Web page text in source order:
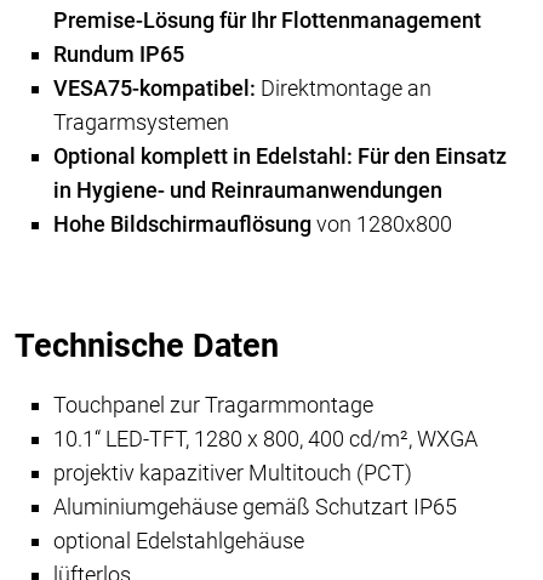
Premise-Lösungfür Ihr Flottenmanagement
Rundum IP65
VESA75-kompatibel: Direktmontage an
Tragarmsystemen
Optional komplett in Edelstahl: Für den Einsatz
in Hygiene- und Reinraumanwendungen
Hohe Bildschirmauflösungvon 1280x800
Technische Daten
Touchpanel zur Tragarmmontage
10.1“ LED-TFT, 1280 x 800, 400 cd/m², WXGA
projektiv kapazitiver Multitouch (PCT)
Aluminiumgehäuse gemäß Schutzart IP65
optional Edelstahlgehäuse
lüfterlos